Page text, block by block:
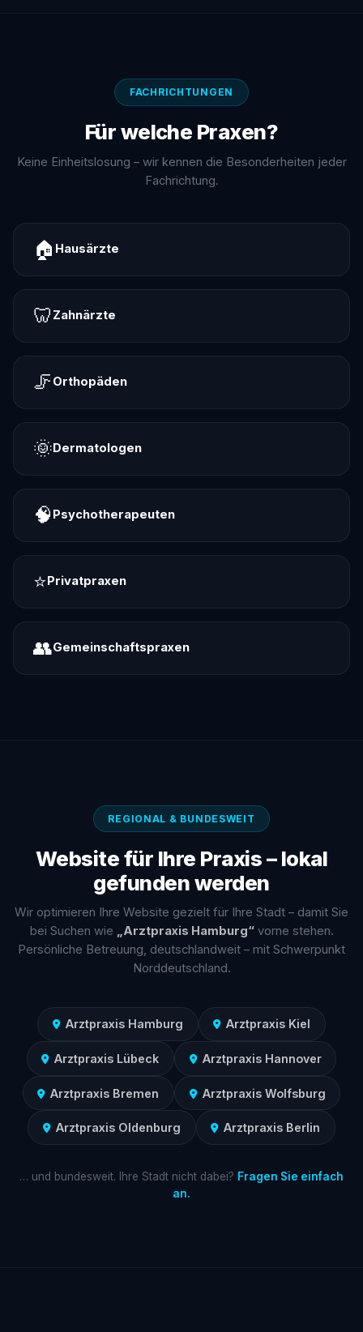
FACHRICHTUNGEN
Für welche Praxen?
Keine Einheitslosung – wir kennen die Besonderheiten jeder
Fachrichtung.
🏠 Hausärzte
🦷 Zahnärzte
🦵 Orthopäden
🌞Dermatologen
🧠 Psychotherapeuten
⭐Privatpraxen
👥Gemeinschaftspraxen
REGIONAL & BUNDESWEIT
Website für Ihre Praxis – lokal
gefunden werden
Wir optimieren Ihre Website gezielt für Ihre Stadt – damit Sie
bei Suchen wie „Arztpraxis Hamburg“vorne stehen.
Persönliche Betreuung, deutschlandweit – mit Schwerpunkt
Norddeutschland.
Arztpraxis Hamburg Arztpraxis Kiel
Arztpraxis Lübeck Arztpraxis Hannover
Arztpraxis Bremen Arztpraxis Wolfsburg
Arztpraxis Oldenburg Arztpraxis Berlin
… und bundesweit. Ihre Stadt nicht dabei? Fragen Sie einfach
an.